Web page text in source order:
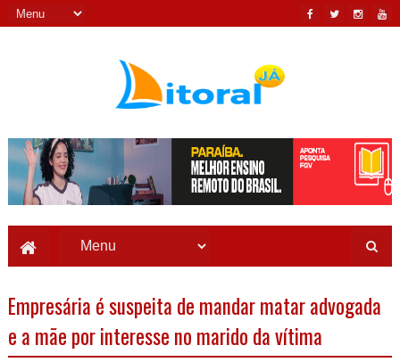
Empresária é suspeita de mandar matar advogada
e a mãe por interesse no marido da vítima